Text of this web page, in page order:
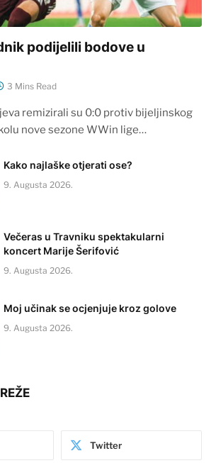
podijelili bodove u
3 Mins Read
remizirali su 0:0 protiv bijeljinskog
nove sezone WWin lige…
Kako najlaške otjerati ose?
9. Augusta 2026.
Večeras u Travniku spektakularni
koncert Marije Šerifović
9. Augusta 2026.
Moj učinak se ocjenjuje kroz golove
9. Augusta 2026.
Twitter